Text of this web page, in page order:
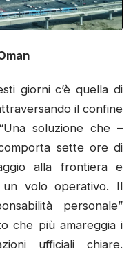
giorni c’è quella di
il confine
soluzione che –
sette ore di
alla frontiera e
un volo operativo. Il
personale”
che più amareggia i
ufficiali chiare.